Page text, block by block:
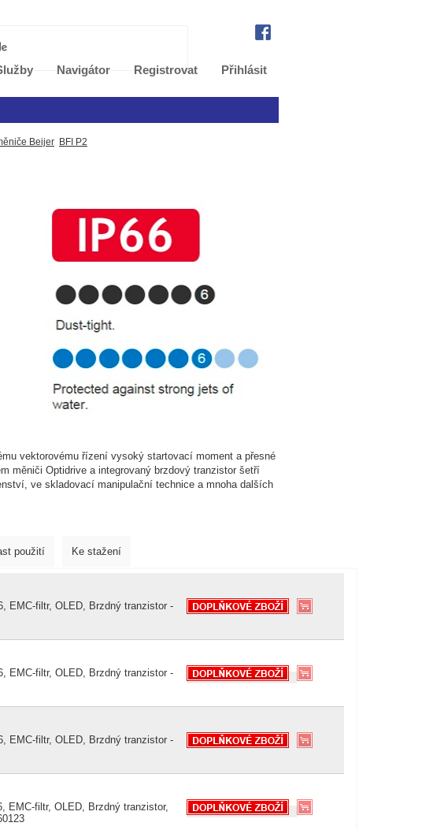
Navigátor Registrovat Přihlásit
Beijer BFI P2
vektorovému řízení vysoký startovací moment a přesné
měniči Optidrive a integrovaný brzdový tranzistor šetří
ve skladovací manipulační technice a mnoha dalších
použití Ke stažení
EMC-filtr, OLED, Brzdný tranzistor -
EMC-filtr, OLED, Brzdný tranzistor -
EMC-filtr, OLED, Brzdný tranzistor -
EMC-filtr, OLED, Brzdný tranzistor,